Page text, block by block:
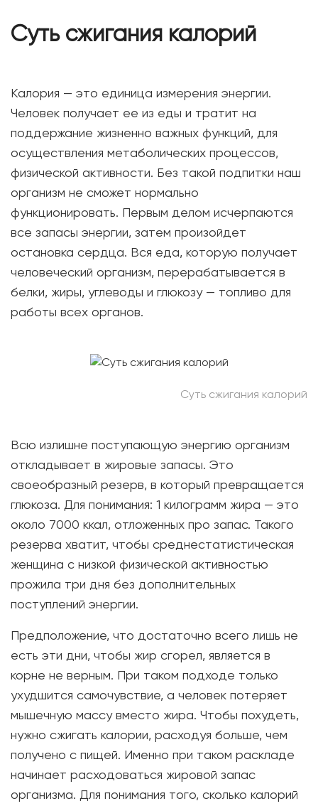
Суть сжигания калорий
Калория — это единица измерения энергии.
Человек получает ее из еды и тратит на
поддержание жизненно важных функций, для
осуществления метаболических процессов,
физической активности. Без такой подпитки наш
организм не сможет нормально
функционировать. Первым делом исчерпаются
все запасы энергии, затем произойдет
остановка сердца. Вся еда, которую получает
человеческий организм, перерабатывается в
белки, жиры, углеводы и глюкозу — топливо для
работы всех органов.
Суть сжигания калорий
Всю излишне поступающую энергию организм
откладывает в жировые запасы. Это
своеобразный резерв, в который превращается
глюкоза. Для понимания: 1 килограмм жира — это
около 7000 ккал, отложенных про запас. Такого
резерва хватит, чтобы среднестатистическая
женщина с низкой физической активностью
прожила три дня без дополнительных
поступлений энергии.
Предположение, что достаточно всего лишь не
есть эти дни, чтобы жир сгорел, является в
корне не верным. При таком подходе только
ухудшится самочувствие, а человек потеряет
мышечную массу вместо жира. Чтобы похудеть,
нужно сжигать калории, расходуя больше, чем
получено с пищей. Именно при таком раскладе
начинает расходоваться жировой запас
организма. Для понимания того, сколько калорий